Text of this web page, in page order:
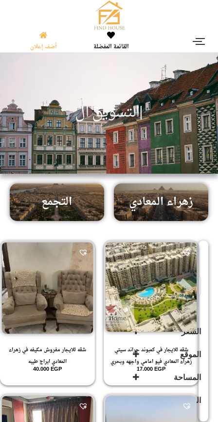
القائمة المفضلة أضف إعلان
التسويقالعق |
زهراء المعادي التجمع
Sort Products
للبيع (503)
السعر
الموقع
زهراء
(594)
المعادي
المساحة
150
الدور
شقه للايجار في كمبوند جراند سيتي
زهراء المعادي فيو امامي واجهه وبحري
17.000EGP
شقه للايجار مفروش مكيفه في زهراء
المعادي ابراج طيبه
40.000EGP